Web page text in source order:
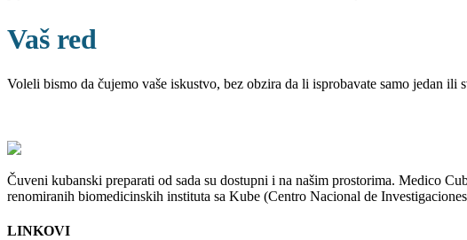
Vaš red
Voleli bismo da čujemo vaše iskustvo, bez obzira da li isprobavate samo jedan ili
Čuveni kubanski preparati od sada su dostupni i na našim prostorima. Medico
renomiranih biomedicinskih instituta sa Kube (Centro Nacional de
LINKOVI